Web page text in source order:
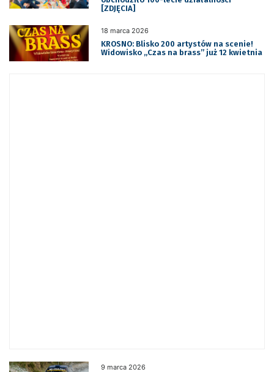
[ZDJĘCIA]
18 marca 2026
KROSNO: Blisko 200 artystów na scenie!
Widowisko „Czas na brass” już 12 kwietnia
9 marca 2026